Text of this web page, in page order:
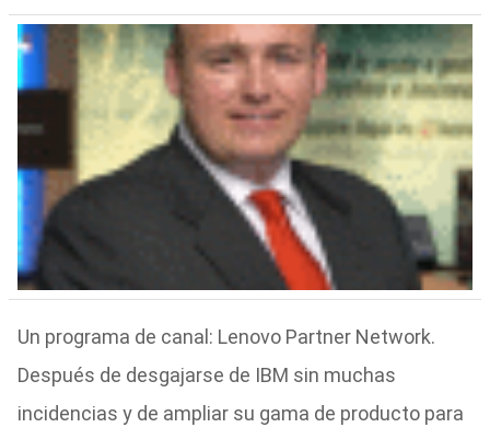
Un programa de canal: Lenovo Partner Network.
Después de desgajarse de IBM sin muchas
incidencias y de ampliar su gama de producto para